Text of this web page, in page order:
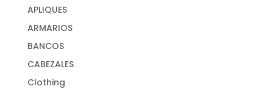
APLIQUES
ARMARIOS
BANCOS
CABEZALES
Clothing